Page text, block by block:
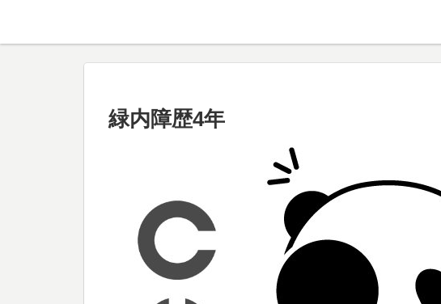
緑内障歴4年